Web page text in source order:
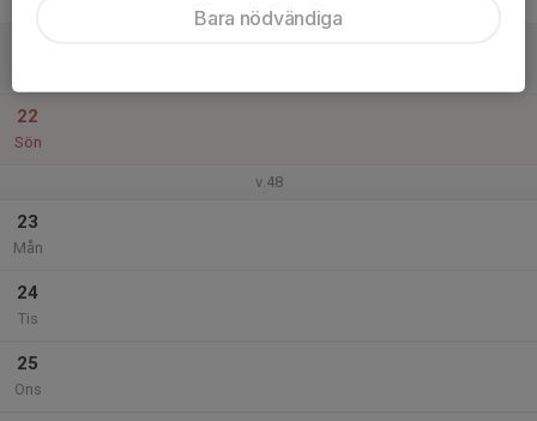
22
Sön
v.48
23
Mån
24
Tis
25
Ons
Bara nödvändiga